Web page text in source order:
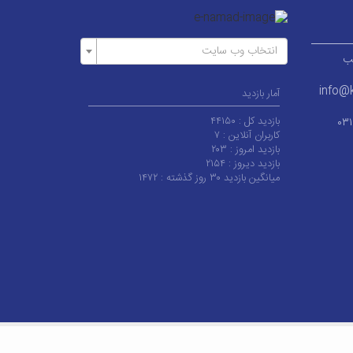
قطب
انتخاب وب سایت
آمار بازدید
بازدید کل : ۴۴۱۵۰
کاربران آنلاین : ۷
بازدید امروز : ۲۰۳
بازدید دیروز : ۲۱۵۴
میانگین بازدید ۳۰ روز گذشته :
۱۴۷۲